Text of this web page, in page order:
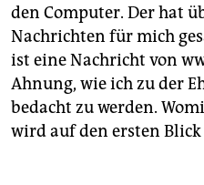
den Computer. Der hat
Nachrichten für mich
ist eine Nachricht von
Ahnung, wie ich zu der
bedacht zu werden.
wird auf den ersten